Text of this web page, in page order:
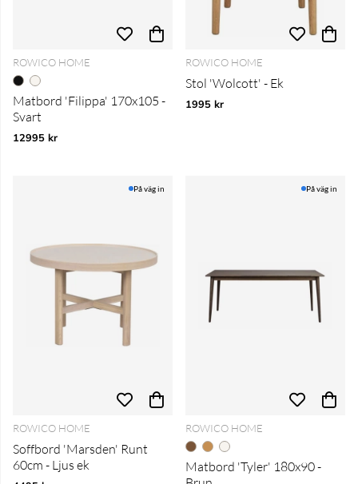
ROWICO HOME
Matbord 'Filippa' 170x105 -
Svart
12995 kr
ROWICO HOME
Stol 'Wolcott' - Ek
1995 kr
På väg in
ROWICO HOME
Soffbord 'Marsden' Runt
60cm - Ljus ek
På väg in
ROWICO HOME
Matbord 'Tyler' 180x90 -